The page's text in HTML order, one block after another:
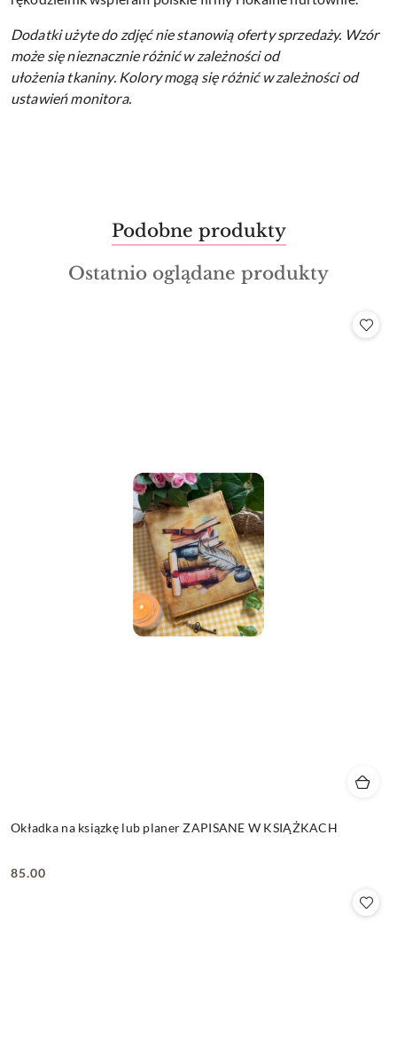
Dodatki użyte do zdjęć nie stanowią oferty sprzedaży. Wzór
może się nieznacznie różnić w zależności od
ułożenia tkaniny. Kolory mogą się różnić w zależności od
ustawień monitora.
Pomiń karuzelę produktów
Produkty
o
statusie:
Podobne produkty
Produkty
Ostatnio oglądane produkty
Okładka na ksiązkę lub planer ZAPISANE W KSIĄŻKACH
Cena:
85.00